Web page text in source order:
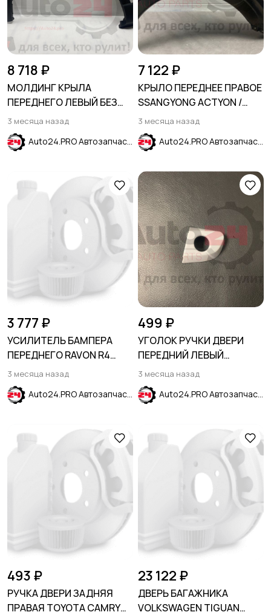
8 718 ₽
МОЛДИНГ КРЫЛА
ПЕРЕДНЕГО ЛЕВЫЙ БЕЗ
ОТВЕРСТИЯ ДЛЯ
ПАРКТРОНИКА FORD
EXPLORER 2020-
3 месяца назад
Auto24.PRO Автозапчасти
7 122 ₽
КРЫЛО ПЕРЕДНЕЕ ПРАВОЕ
SSANGYONG ACTYON /
ACTYON SPORTS 2006-
2012
3 месяца назад
Auto24.PRO Автозапчасти
3 777 ₽
УСИЛИТЕЛЬ БАМПЕРА
ПЕРЕДНЕГО RAVON R4
2016-2024
3 месяца назад
Auto24.PRO Автозапчасти
499 ₽
УГОЛОК РУЧКИ ДВЕРИ
ПЕРЕДНИЙ ЛЕВЫЙ
HYUNDAI CRETA 2016-2021
3 месяца назад
Auto24.PRO Автозапчасти
493 ₽
РУЧКА ДВЕРИ ЗАДНЯЯ
ПРАВАЯ TOYOTA CAMRY
23 122 ₽
ДВЕРЬ БАГАЖНИКА
VOLKSWAGEN TIGUAN